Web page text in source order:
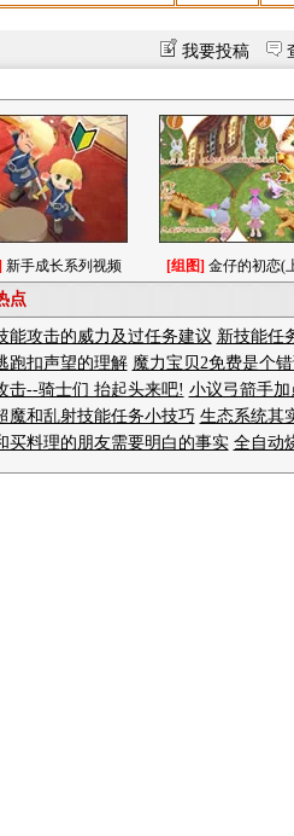
我要投稿
新手成长系列视频 [组图] 金仔的初恋(
点
能攻击的威力及过任务建议 新技能任
跑扣声望的理解 魔力宝贝2免费是个
击--骑士们 抬起头来吧! 小议弓箭手加
魔和乱射技能任务小技巧 生态系统其
买料理的朋友需要明白的事实 全自动